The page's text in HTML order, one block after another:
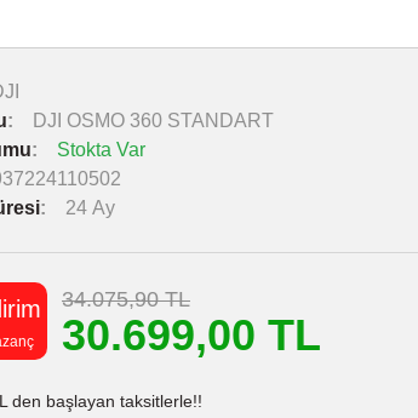
DJI OSMO 360 STANDART
Stokta Var
24 Ay
34.075,90 TL
30.699,00 TL
den başlayan taksitlerle!!